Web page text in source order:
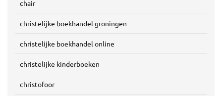
chair
christelijke boekhandel groningen
christelijke boekhandel online
christelijke kinderboeken
christofoor